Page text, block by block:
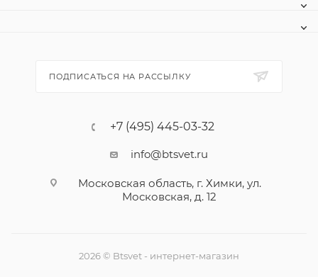
ПОДПИСАТЬСЯ НА РАССЫЛКУ
+7 (495) 445-03-32
info@btsvet.ru
Московская область, г. Химки, ул.
Московская, д. 12
2026 © Btsvet - интернет-магазин